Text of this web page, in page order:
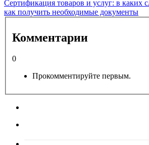
Сертификация товаров и услуг: в каких
как получить необходимые документы
Комментарии
0
Прокомментируйте первым.